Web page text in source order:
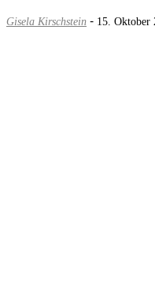
Gisela Kirschstein - 15. Oktober